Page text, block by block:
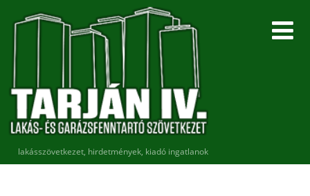
lakásszövetkezet, hirdetmények, kiadó ingatlanok